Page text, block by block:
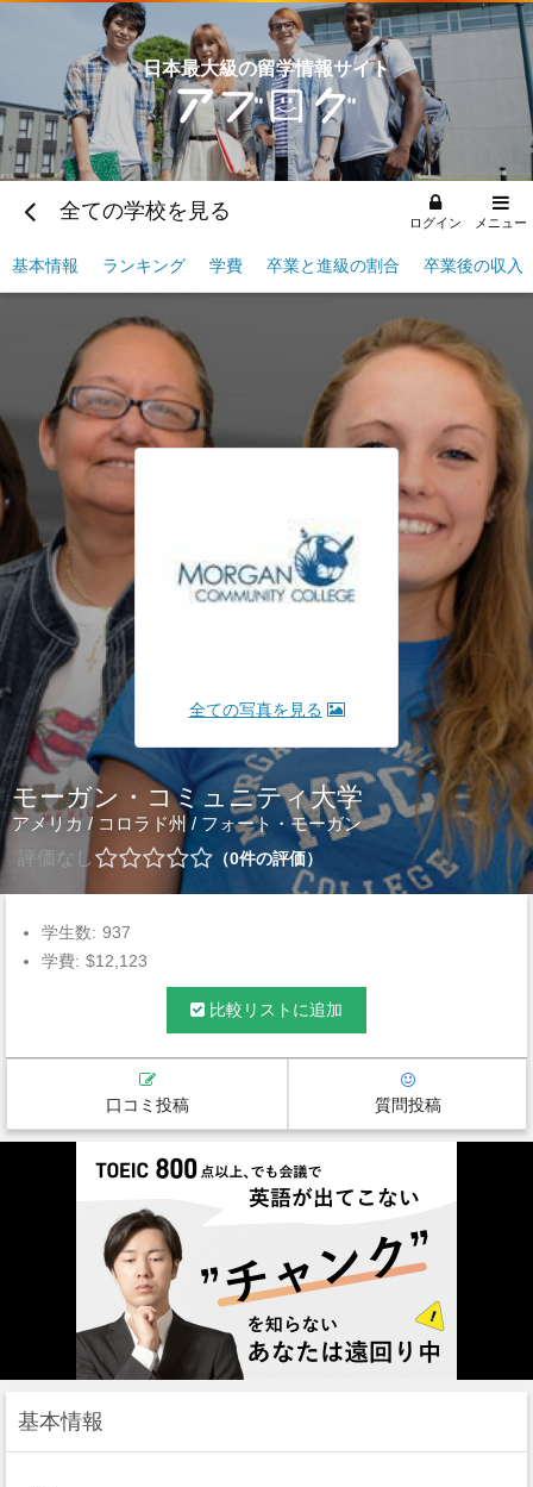
日本最大級の留学情報サイト
全ての学校を見る ログイン メニュー
基本情報 ランキング 学費 卒業と進級の割合 卒業後の収入
全ての写真を見る
モーガン・コミュニティ大学
アメリカ / コロラド州 / フォート・モーガン
評価なし
0件の評価
学生数: 937
学費: $12,123
比較リストに追加
口コミ投稿 質問投稿
基本情報